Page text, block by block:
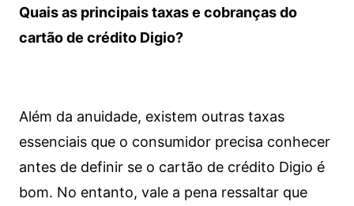
Quais as principais taxas e cobranças do
cartão de crédito Digio?
Além da anuidade, existem outras taxas
essenciais que o consumidor precisa conhecer
antes de definir se o cartão de crédito Digio é
bom. No entanto, vale a pena ressaltar que